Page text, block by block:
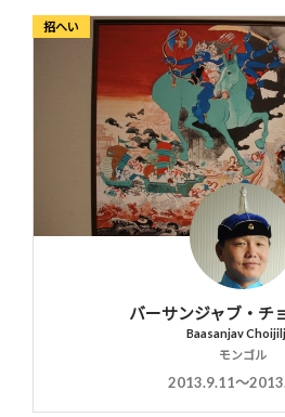
招へい
バーサンジャブ・チ
Baasanjav
モンゴル
2013.9.11〜